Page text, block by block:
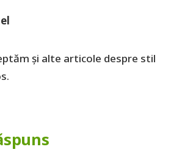
și alte articole despre stil